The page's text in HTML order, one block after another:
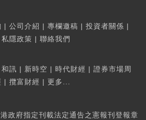
| 公司介紹 | 專欄邀稿 | 投資者關係 |
私隱政策 | 聯絡我們
和訊 | 新時空 | 時代財經 | 證券市場周
| 攬富財經 | 更多...
政府指定刊載法定通告之憲報刊登報章